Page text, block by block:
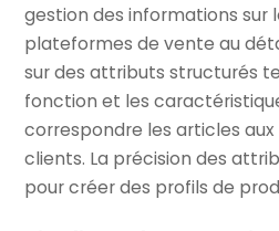
gestion des informations sur
plateformes de vente au
sur des attributs structurés
fonction et les
correspondre les articles
clients. La précision des
pour créer des profils de